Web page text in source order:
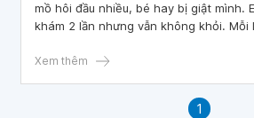
mồ hôi đầu nhiều, bé hay bị giật mình.
khám 2 lần nhưng vẫn không khỏi. Mỗi
là dấu hiệu bệnh gì? Làm sao để điều
Xem thêm
1